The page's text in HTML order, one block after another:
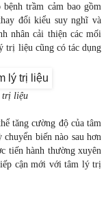
trầm cảm bao gồm
đổi kiểu suy nghĩ và
nhân cải thiện các mối
trị liệu cũng có tác dụng
trị liệu
tăng cường độ của tâm
biến nào sau hơn
tiến hành thường xuyên
cận mới với tâm lý trị